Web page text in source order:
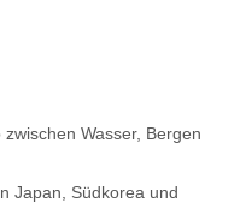
Wasser, Bergen
Japan, Südkorea und